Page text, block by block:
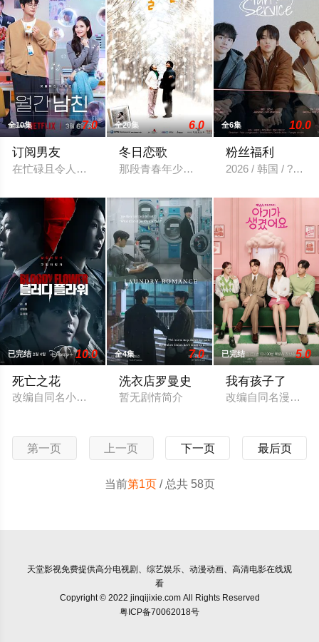
全10集 7.0
订阅男友
在忙碌且令人疲惫的现实生活中，习惯了没有恋爱生活的徐未来
全20集 6.0
冬日恋歌
那段青春年少的岁月，尚赫（朴勇河 饰
全6集 10.0
粉丝福利
2026 / 韩国 / ???,
已完结 10.0
死亡之花
改编自同名小说，讲述了一个以人体实验的名义杀害无数人的连
全4集 7.0
洗衣店罗曼史
暂无剧情简介
已完结 5.0
我有孩子了
改编自同名漫画。
第一页 上一页 下一页 最后页
当前第1页/ 总共 58页
天堂影视免费提供高分电视剧、综艺娱乐、动漫动画、高清电影在线观
看
Copyright © 2022 jinqijixie.com All Rights Reserved
粤ICP备70062018号